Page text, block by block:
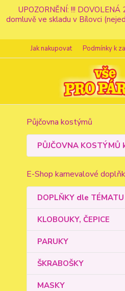
UPOZORNĚNÍ: !!!
domluvě ve skladu v Bílovci
Jak nakupovat Podmínky k
Půjčovna kostýmů
PŮJČOVNA
E-Shop karnevalové
DOPLŇKY dle TÉMATU
KLOBOUKY, ČEPICE
PARUKY
ŠKRABOŠKY
MASKY